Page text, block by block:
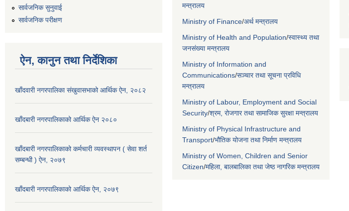
सार्वजनिक सुनुवाई
सार्वजनिक परीक्षण
ऐन, कानुन तथा निर्देशिका
खाँदवारी नगरपालिका संखुवासभाको आर्थिक ऐन, २०८२
खाँदबारी नगरपालिकाको आर्थिक ऐन २०८०
खाँदबारी नगरपालिकाको कर्मचारी व्यवस्थापन ( सेवा शर्त
सम्बन्धी ) ऐन, २०७९
खाँदबारी नगरपालिकाको आर्थिक ऐन, २०७९
मन्त्रालय
Ministry of Finance/अर्थ मन्त्रालय
Ministry of Health and Population/स्वास्थ्य तथा
जनसंख्या मन्त्रालय
Ministry of Information and
Communications/सञ्चार तथा सूचना प्रविधि
मन्त्रालय
Ministry of Labour, Employment and Social
Security/श्रम, रोजगार तथा सामाजिक सुरक्षा मन्त्रालय
Ministry of Physical Infrastructure and
Transport/भौतिक योजना तथा निर्माण मन्त्रालय
Ministry of Women, Children and Senior
Citizen/महिला, बालबालिका तथा जेष्ठ नागरिक मन्त्रालय